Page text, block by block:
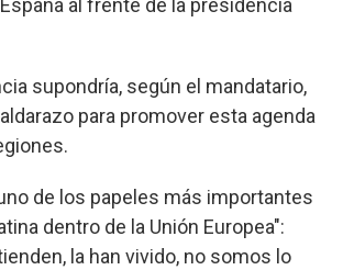
al frente de la presidencia
supondría, según el mandatario,
para promover esta agenda
de los papeles más importantes
dentro de la Unión Europea":
la han vivido, no somos lo